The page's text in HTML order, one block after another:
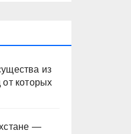
из
которых
—